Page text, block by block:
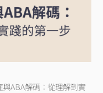
ABA解碼：從理解到實